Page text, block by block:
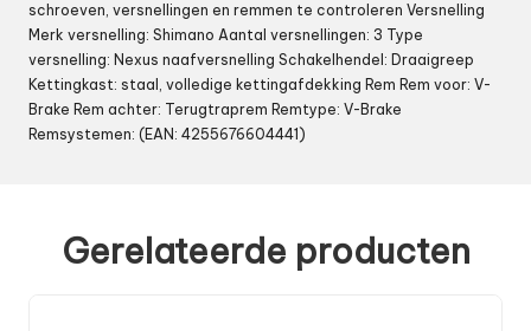
schroeven, versnellingen en remmen te controleren Versnelling
Merk versnelling: Shimano Aantal versnellingen: 3 Type
versnelling: Nexus naafversnelling Schakelhendel: Draaigreep
Kettingkast: staal, volledige kettingafdekking Rem Rem voor: V-
Brake Rem achter: Terugtraprem Remtype: V-Brake
Remsystemen: (EAN: 4255676604441)
Gerelateerde producten